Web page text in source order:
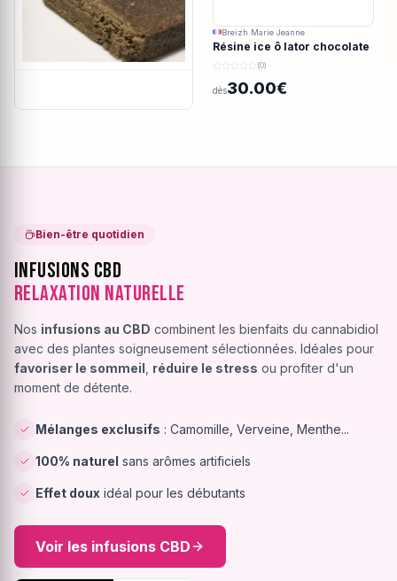
Breizh Marie Jeanne
Résine ice ô lator chocolate
covered strawberry CBD
(0)
dès30.00€
Bien-être quotidien
Infusions CBD
Relaxation Naturelle
Nos infusions au CBD combinent les bienfaits du cannabidiol
avec des plantes soigneusement sélectionnées. Idéales pour
favoriser le sommeil réduire le stress ou profiter d'un
moment de détente.
Mélanges exclusifs : Camomille, Verveine, Menthe...
100% naturel sans arômes artificiels
Effet doux idéal pour les débutants
Voir les infusions CBD